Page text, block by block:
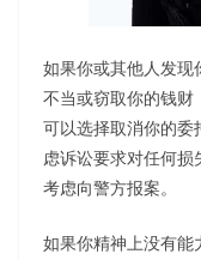
如果你或其他人发现
不当或窃取你的钱财
可以选择取消你的委
虑诉讼要求对任何
考虑向警方报案。
如果你精神上没有能